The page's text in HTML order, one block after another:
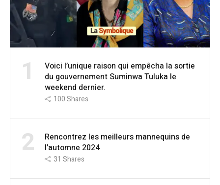
1
Voici l’unique raison qui empêcha la sortie
du gouvernement Suminwa Tuluka le
weekend dernier.
100Shares
2
Rencontrez les meilleurs mannequins de
l’automne 2024
31 Shares